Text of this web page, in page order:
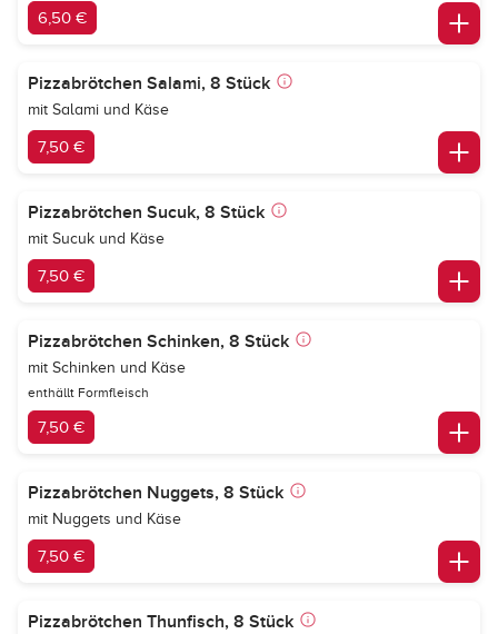
6,50 €
Pizzabrötchen Salami, 8 Stück
mit Salami und Käse
7,50 €
Pizzabrötchen Sucuk, 8 Stück
mit Sucuk und Käse
7,50 €
Pizzabrötchen Schinken, 8 Stück
mit Schinken und Käse
enthällt Formfleisch
7,50 €
Pizzabrötchen Nuggets, 8 Stück
mit Nuggets und Käse
7,50 €
Pizzabrötchen Thunfisch, 8 Stück